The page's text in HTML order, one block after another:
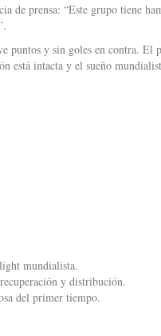
de prensa: “Este grupo tiene
puntos y sin goles en contra. El
está intacta y el sueño
mundialista.
y distribución.
del primer tiempo.